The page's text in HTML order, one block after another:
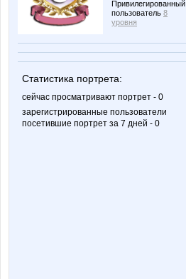
Привилегированный
пользователь 8
уровня
Статистика портрета:
сейчас просматривают портрет - 0
зарегистрированные пользователи
посетившие портрет за 7 дней - 0